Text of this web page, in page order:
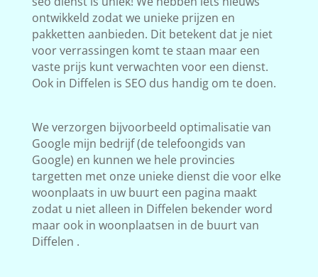
ontwikkeld zodat we unieke prijzen en
pakketten aanbieden. Dit betekent dat je niet
voor verrassingen komt te staan maar een
vaste prijs kunt verwachten voor een dienst.
Ook in Diffelen is SEO dus handig om te doen.
We verzorgen bijvoorbeeld optimalisatie van
Google mijn bedrijf (de telefoongids van
Google) en kunnen we hele provincies
targetten met onze unieke dienst die voor elke
woonplaats in uw buurt een pagina maakt
zodat u niet alleen in Diffelen bekender word
maar ook in woonplaatsen in de buurt van
Diffelen .